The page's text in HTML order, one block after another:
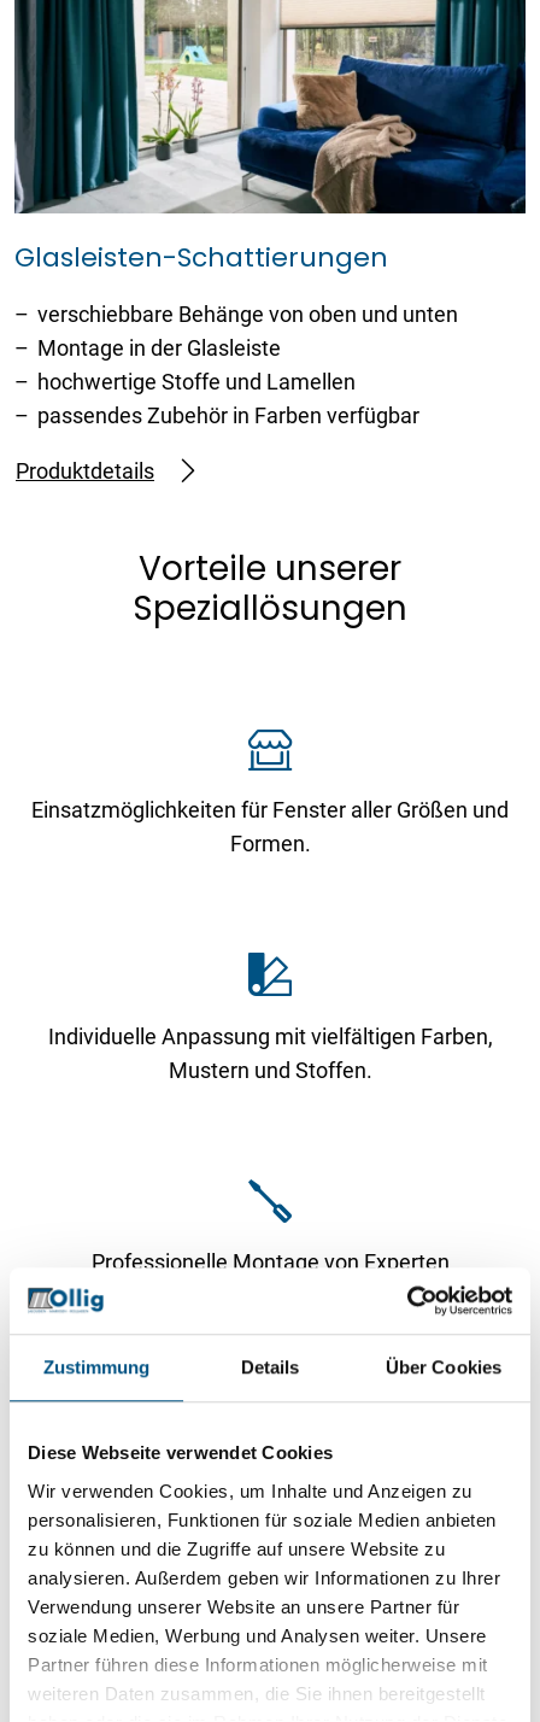
Zustimmung Details Über Cookies
Diese Webseite verwendet Cookies
Wir verwenden Cookies, um Inhalte und Anzeigen zu
personalisieren, Funktionen für soziale Medien anbieten
zu können und die Zugriffe auf unsere Website zu
analysieren. Außerdem geben wir Informationen zu Ihrer
Verwendung unserer Website an unsere Partner für
soziale Medien, Werbung und Analysen weiter. Unsere
Partner führen diese Informationen möglicherweise mit
weiteren Daten zusammen, die Sie ihnen bereitgestellt
Glasleisten-Schattierungen
verschiebbare Behänge von oben und unten
Montage in der Glasleiste
hochwertige Stoffe und Lamellen
passendes Zubehör in Farben verfügbar
Produktdetails
Vorteile unserer
Speziallösungen
Einsatzmöglichkeiten für Fenster aller Größen und
Formen.
Individuelle Anpassung mit vielfältigen Farben,
Mustern und Stoffen.
Professionelle Montage von Experten
Flexible Lichtregulierung für ein angenehmes
Wohnklima